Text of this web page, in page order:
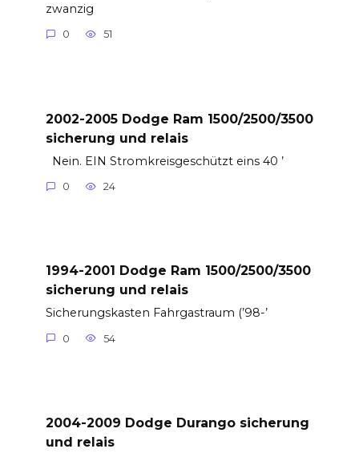
zwanzig
0 51
2002-2005 Dodge Ram 1500/2500/3500
sicherung und relais
Nein. EIN Stromkreisgeschützt eins 40 ’
0 24
1994-2001 Dodge Ram 1500/2500/3500
sicherung und relais
Sicherungskasten Fahrgastraum (’98-’
0 54
2004-2009 Dodge Durango sicherung
und relais